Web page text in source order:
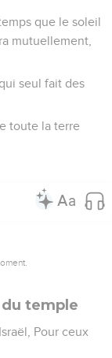
que le soleil
mutuellement,
seul fait des
toute la terre
temple
Pour ceux